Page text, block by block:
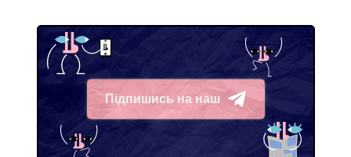
Підпишись на наш
Telegram